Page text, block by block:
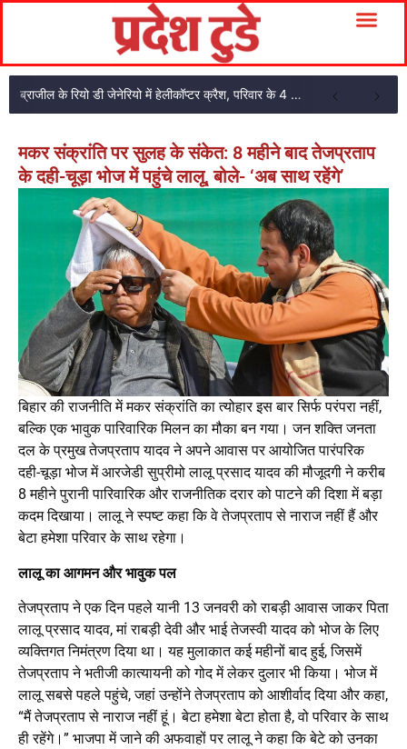
ब्राजील के रियो डी जेनेरियो में हेलीकॉप्टर क्रैश, परिवार के 4 सदस्यों की मौत
मकर संक्रांति पर सुलह के संकेत: 8 महीने बाद तेजप्रताप
के दही-चूड़ा भोज में पहुंचे लालू, बोले- ‘अब साथ रहेंगे’
बिहार की राजनीति में मकर संक्रांति का त्योहार इस बार सिर्फ परंपरा नहीं,
बल्कि एक भावुक पारिवारिक मिलन का मौका बन गया। जन शक्ति जनता
दल के प्रमुख तेजप्रताप यादव ने अपने आवास पर आयोजित पारंपरिक
दही-चूड़ा भोज में आरजेडी सुप्रीमो लालू प्रसाद यादव की मौजूदगी ने करीब
8 महीने पुरानी पारिवारिक और राजनीतिक दरार को पाटने की दिशा में बड़ा
कदम दिखाया। लालू ने स्पष्ट कहा कि वे तेजप्रताप से नाराज नहीं हैं और
बेटा हमेशा परिवार के साथ रहेगा।
लालू का आगमन और भावुक पल
तेजप्रताप ने एक दिन पहले यानी 13 जनवरी को राबड़ी आवास जाकर पिता
लालू प्रसाद यादव, मां राबड़ी देवी और भाई तेजस्वी यादव को भोज के लिए
व्यक्तिगत निमंत्रण दिया था। यह मुलाकात कई महीनों बाद हुई, जिसमें
तेजप्रताप ने भतीजी कात्यायनी को गोद में लेकर दुलार भी किया। भोज में
लालू सबसे पहले पहुंचे, जहां उन्होंने तेजप्रताप को आशीर्वाद दिया और कहा,
“मैं तेजप्रताप से नाराज नहीं हूं। बेटा हमेशा बेटा होता है, वो परिवार के साथ
ही रहेंगे।” भाजपा में जाने की अफवाहों पर लालू ने कहा कि बेटे को उनका